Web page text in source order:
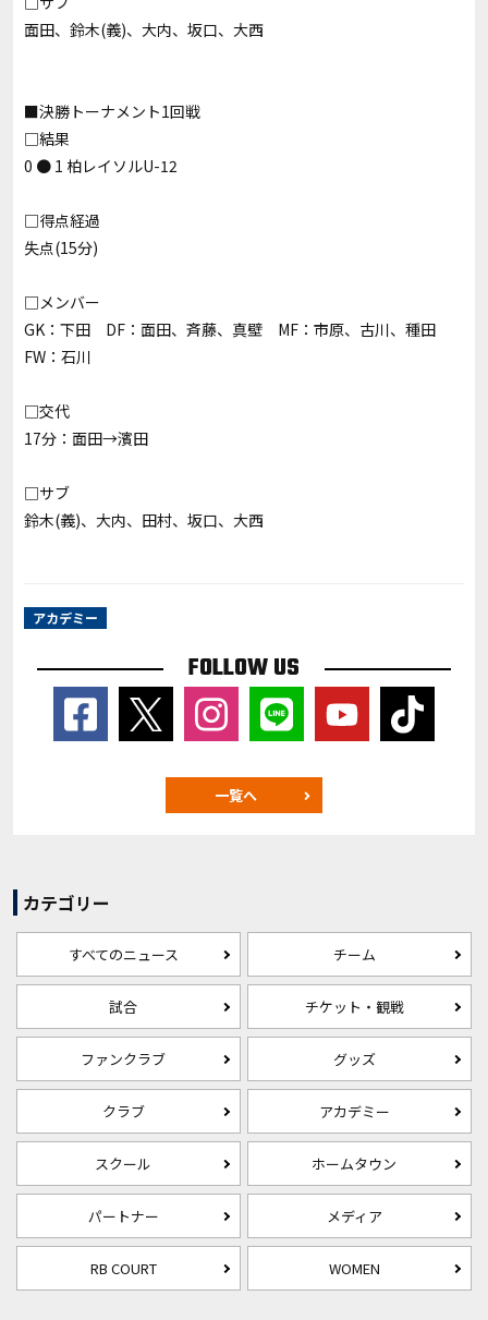
面田、鈴木(義)、大内、坂口、大西
■決勝トーナメント1回戦
□結果
0 ● 1 柏レイソルU-12
□得点経過
失点(15分)
□メンバー
GK：下田 DF：面田、斉藤、真壁 MF：市原、古川、種田
FW：石川
□交代
17分：面田→濱田
□サブ
鈴木(義)、大内、田村、坂口、大西
アカデミー
FOLLOW US
一覧へ
カテゴリー
すべてのニュース チーム
試合 チケット・観戦
ファンクラブ グッズ
クラブ アカデミー
スクール ホームタウン
パートナー メディア
RB COURT WOMEN